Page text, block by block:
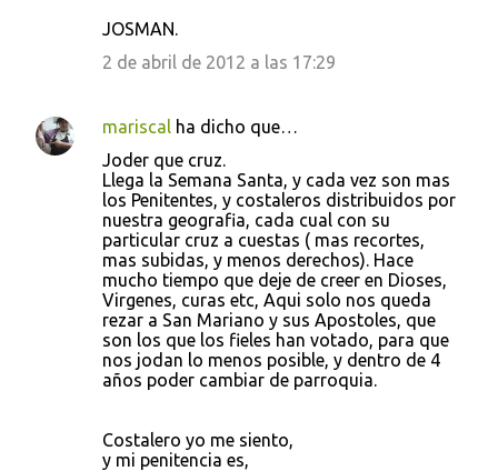
JOSMAN.
2 de abril de 2012 a las 17:29
mariscal ha dicho que…
Joder que cruz.
Llega la Semana Santa, y cada vez son mas
los Penitentes, y costaleros distribuidos por
nuestra geografia, cada cual con su
particular cruz a cuestas ( mas recortes,
mas subidas, y menos derechos). Hace
mucho tiempo que deje de creer en Dioses,
Virgenes, curas etc, Aqui solo nos queda
rezar a San Mariano y sus Apostoles, que
son los que los fieles han votado, para que
nos jodan lo menos posible, y dentro de 4
años poder cambiar de parroquia.
Costalero yo me siento,
y mi penitencia es,